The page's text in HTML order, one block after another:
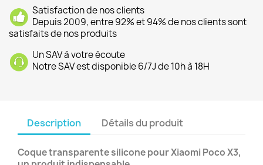
Satisfaction de nos clients
Depuis 2009, entre 92% et 94% de nos clients sont
satisfaits de nos produits
Un SAV à votre écoute
Notre SAV est disponible 6/7J de 10h à 18H
Description Détails du produit
Coque transparente silicone pour Xiaomi Poco X3,